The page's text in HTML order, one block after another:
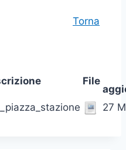
Torna
File
27